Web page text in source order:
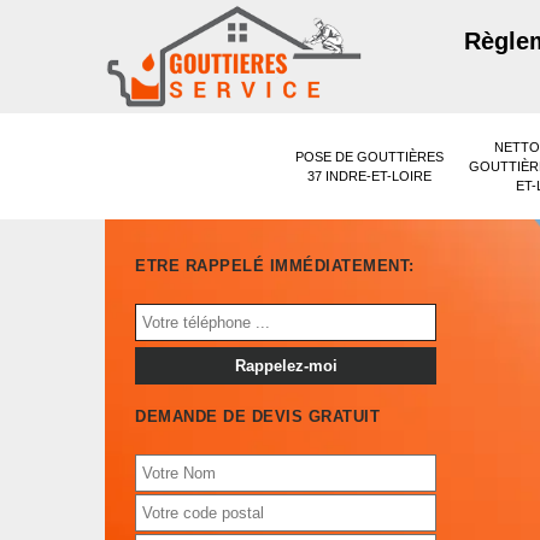
POSE DE GOUTTIÈRES
37 INDRE-ET-LOIRE
ET-
ETRE RAPPELÉ IMMÉDIATEMENT:
DEMANDE DE DEVIS GRATUIT